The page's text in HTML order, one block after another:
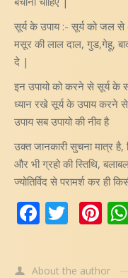
सूर्य के उपाय :- सूर्य को जल
मसूर की लाल दाल, गुड,गेहू,
दे |
इन उपायो को करने से सूर्य
ध्यान रखे सूर्य के उपाय करने से
उपाय सब उपायो की नीव है
उक्त जानकारी सुचना मात्र
और भी ग्रहो की स्तिथि,
ज्योतिर्विद से परामर्श कर ही
About the author